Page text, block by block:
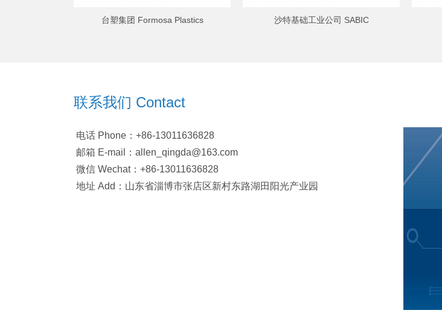
台塑集团 Formosa Plastics 沙特基础工业公司 SABIC
联系我们 Contact
电话 Phone：+86-13011636828
邮箱 E-mail：allen_qingda@163.com
微信 Wechat：+86-13011636828
地址 Add：山东省淄博市张店区新村东路湖田阳光产业园